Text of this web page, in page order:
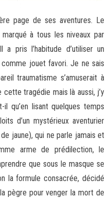
page de ses aventures. Le
à tous les niveaux par
pris l’habitude d’utiliser un
jouet favori. Je ne sais
traumatisme s’amuserait à
tragédie mais là aussi, j’y
qu’en lisant quelques temps
d’un mystérieux aventurier
jaune), qui ne parle jamais et
arme de prédilection, le
que sous le masque se
la formule consacrée, décidé
pègre pour venger la mort de